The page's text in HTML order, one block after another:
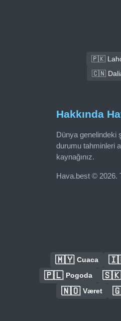
🇵🇰
🇨🇳
Hakkında
Dünya genelindeki
durumu tahminleri
kaynağınız.
Hava.best © 2026.
🇲🇾 Cuaca
🇵🇱 Pogoda 🇸🇰
🇳🇴 Været